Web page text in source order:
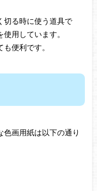
切る時に使う道具で
用しています。
便利です。
色画用紙は以下の通り